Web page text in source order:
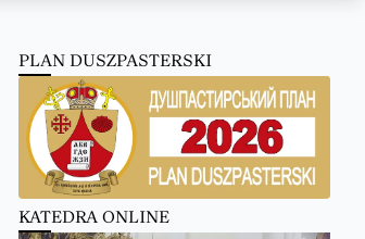
PLAN DUSZPASTERSKI
KATEDRA ONLINE